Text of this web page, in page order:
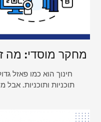
מחקר מוסדי: מה
חינוך הוא כמו פאזל
תוכניות ותוכניות.